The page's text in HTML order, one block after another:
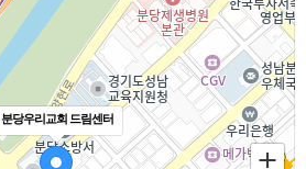
분당우리교회 드림센터